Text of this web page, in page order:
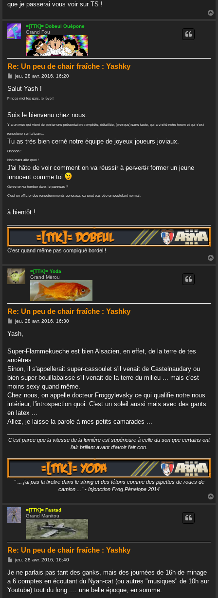
que je passerai vous voir sur TS !
=[TTK]= Dobeul Ouépone
Grand Fou
Re: Un peu de chair fraîche : Yashky
M
s
a
jeu. 28 avr. 2016, 16:20
Salut Yash !
Pincez-moi les gars, je rêve !
Sois le bienvenu chez nous.
Y a un mec qui vient de poster une présentation complète, détaillée, (presque) sans faute, qui a visité notre forum et qui s'est
renseigné sur la team...
Tu as très bien cerné notre équipe de joyeux joueurs joviaux.
Ohohoh !
Non mais allo quoi !
J'ai hâte de voir comment on va réussir à pervertir former un jeune
innocent comme toi
Genre on va tomber dans le panneau ?
C'est un officier des renseignements généraux, ça peut pas être un postulant normal.
à bientôt !
C'est quand même pas compliqué bordel !
=[TTK]= Yoda
Grand Mérou
Re: Un peu de chair fraîche : Yashky
M
s
g
e
jeu. 28 avr. 2016, 16:30
Yash,
Super-Flammekueche est bien Alsacien, en effet, de la terre de tes
ancêtres.
Sinon, il s'appellerait super-cassoulet s'il venait de Castelnaudary ou
bien super-bouillabaisse s'il venait de la terre du milieu ... mais c'est
moins sexy quand même.
Chez nous, on appelle docteur Froggylevsky ce qui qualifie notre nous
intérieur, l'introspection quoi. C'est un soleil aussi mais avec des gants
en latex ...
Allez, je laisse la parole à mes petits camarades ...
C’est parce que la vitesse de la lumière est supérieure à celle du son que certains ont
l’air brillant avant d’avoir l’air con.
" ... j'ai pas la tirelire dans le string et des tétons comme des pipettes de roues de
camion ..." - Injonction Frog Pénelope 2014
=[TTK]= Fastad
Grand Manitou
Re: Un peu de chair fraîche : Yashky
M
s
a
g
jeu. 28 avr. 2016, 16:40
Je ne parlais pas tant des ganks, mais des journées de 16h de minage
a 6 comptes en écoutant du Nyan-cat (ou autres "musiques" de 10h sur
Youtube) tout du long .... une belle époque, en somme.